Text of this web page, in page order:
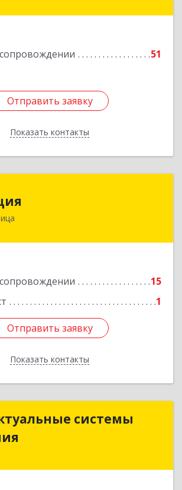
51
Отправить заявку
Показать контакты
Отправить заявку
Назад
15
1
Отправить заявку
Показать контакты
край, Северская ст-ца,
Отправить заявку
Назад
системы
системы